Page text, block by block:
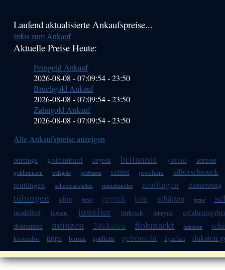
Haupt-
Sidebar
Laufend aktualisierte Ankaufspreise...
Infos zum Ankauf
Aktuelle Preise Heute:
Feingold Ankauf
2026-08-08 - 07:09:54-23:50
Bruchgold Ankauf
2026-08-08 - 07:09:54-23:50
Zahngold Ankauf
2026-08-08 - 07:09:54-23:50
Alle Ankaufspreise anzeigen
ohrringe goldankauf ceyrek britannia yarim adresse
goldmünzen weißgold goldbarren satimi juweliere silberschmuck
reutlingen scheideanstalten münzhändler reutlingen damenring
tübingen alim peso çeyrek tam schätzen preise
modelleri lassen juwelier türkisch feingold
diamanten münzen 2dukaten flohmarkt fachmann
kostenlos tipps burma goldkette gebraucht fiyatlari dukaten-